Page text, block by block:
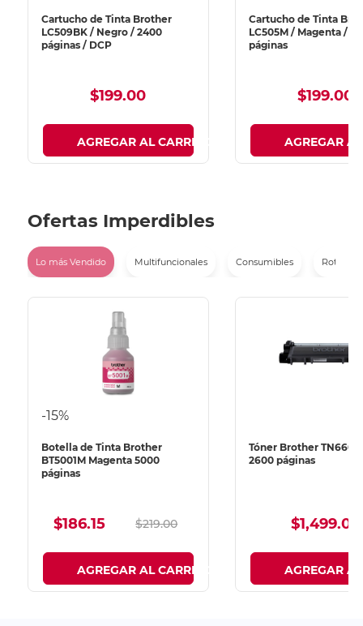
Cartucho de Tinta Brother
LC509BK / Negro / 2400
páginas / DCP
$199.00
AGREGAR AL CARRITO
Cartucho de Tinta
LC505M / Magenta /
páginas
$199.00
AGREGAR
Ofertas Imperdibles
Lo más Vendido Multifuncionales Consumibles
-15%
Botella de Tinta Brother
BT5001M Magenta 5000
páginas
$186.15 $219.00
AGREGAR AL CARRITO
Tóner Brother TN660
2600 páginas
$1,499.00
AGREGAR